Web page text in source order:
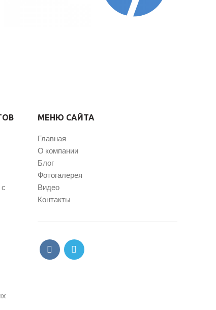
МЕНЮ САЙТА
Главная
О компании
Блог
Фотогалерея
Видео
Контакты